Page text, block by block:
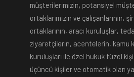
müşterilerimizin, potansiyel
ortaklarımızın ve çalışanlarının,
ortaklarının, aracı kuruluşlar,
ziyaretçilerin, acentelerin, kamu
kuruluşları ile özel hukuk tüzel
üçüncü kişiler ve otomatik olan